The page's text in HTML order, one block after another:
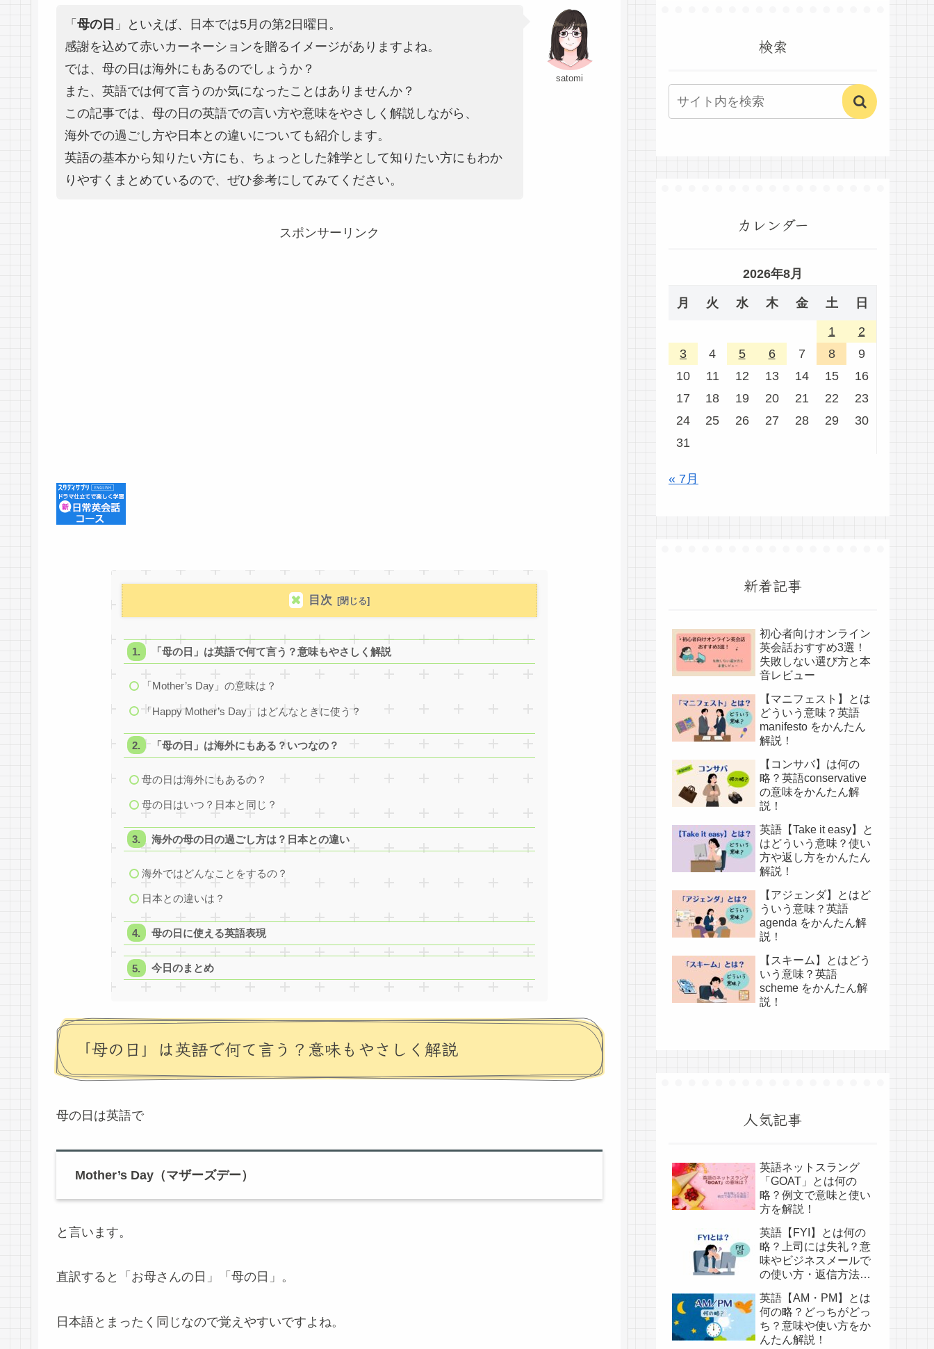
satomi
「 母の日 」といえば、日本では5月の第2日曜日。
感謝を込めて赤いカーネーションを贈るイメージがありますよね。
では、母の日は海外にもあるのでしょうか？
また、英語では何て言うのか気になったことはありませんか？
この記事では、母の日の英語での言い方や意味をやさしく解説しながら、
海外での過ごし方や日本との違いについても紹介します。
英語の基本から知りたい方にも、ちょっとした雑学として知りたい方にもわか
りやすくまとめているので、ぜひ参考にしてみてください。
スポンサーリンク
目次
「母の日」は英語で何て言う？意味もやさしく解説
「Mother’s Day」の意味は？
「Happy Mother’s Day」はどんなときに使う？
「母の日」は海外にもある？いつなの？
母の日は海外にもあるの？
母の日はいつ？日本と同じ？
海外の母の日の過ごし方は？日本との違い
海外ではどんなことをするの？
日本との違いは？
母の日に使える英語表現
今日のまとめ
「母の日」は英語で何て言う？意味もやさしく解説
母の日は英語で
Mother’s Day（マザーズデー）
と言います。
直訳すると「お母さんの日」「母の日」。
日本語とまったく同じなので覚えやすいですよね。
検索
カレンダー
2026年8月
月 火 水 木 金 土 日
1
2
3
4 5 6 7 8
9
10
11 12 13 14 15
16
17
18 19 20 21 22
23
24
25 26 27 28 29
30
31
« 7月
新着記事
初心者向けオンライン
英会話おすすめ3選！
失敗しない選び方と本
音レビュー
【マニフェスト】とは
どういう意味？英語
manifesto をかんたん
解説！
【コンサバ】は何の
略？英語conservative
の意味をかんたん解
説！
英語【Take it easy】と
はどういう意味？使い
方や返し方をかんたん
解説！
【アジェンダ】とはど
ういう意味？英語
agenda をかんたん解
説！
【スキーム】とはどう
いう意味？英語
scheme をかんたん解
説！
人気記事
英語ネットスラング
「GOAT」とは何の
略？例文で意味と使い
方を解説！
英語【FYI】とは何の
略？上司には失礼？意
味やビジネスメールで
の使い方・返信方法を
英語【AM・PM】とは
何の略？どっちがどっ
ち？意味や使い方をか
んたん解説！